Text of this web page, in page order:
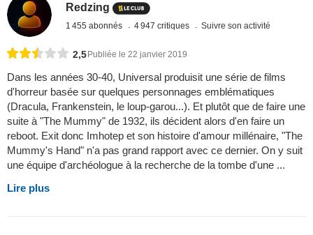
Redzing
1 455 abonnés 4 947 critiques Suivre son activité
2,5 Publiée le 22 janvier 2019
Dans les années 30-40, Universal produisit une série de films
d'horreur basée sur quelques personnages emblématiques
(Dracula, Frankenstein, le loup-garou...). Et plutôt que de faire une
suite à "The Mummy" de 1932, ils décident alors d'en faire un
reboot. Exit donc Imhotep et son histoire d'amour millénaire, "The
Mummy's Hand" n'a pas grand rapport avec ce dernier. On y suit
une équipe d'archéologue à la recherche de la tombe d'une ...
Lire plus